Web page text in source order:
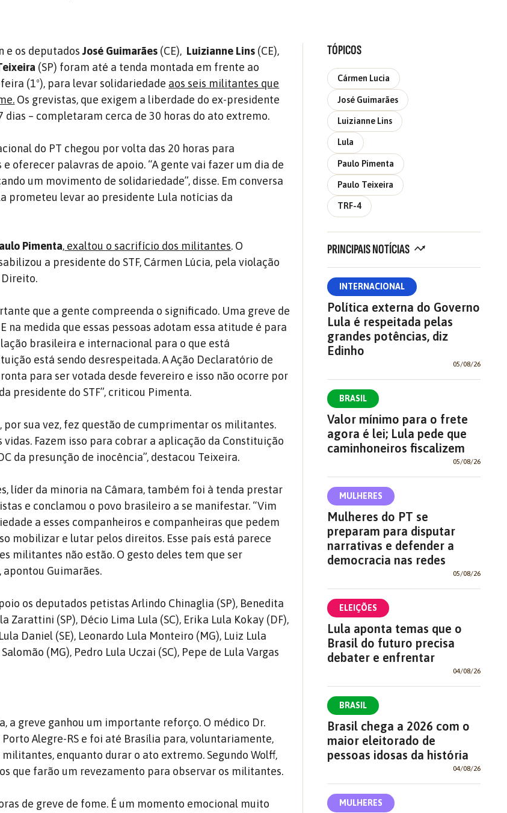
e os deputadosJosé Guimarães (CE), Luizianne Lins (CE),
(SP) foram até a tenda montada em frente ao
(1º), para levar solidariedade aos seis militantes que
Os grevistas, que exigem a liberdade do ex-presidente
dias – completaram cerca de 30 horas do ato extremo.
do PT chegou por volta das 20 horas para
oferecer palavras de apoio. “A gente vai fazer um dia de
um movimento de solidariedade”, disse. Em conversa
prometeu levar ao presidente Lula notícias da
Pimenta, exaltou o sacrifício dos militantes. O
a presidente do STF, Cármen Lúcia, pela violação
que a gente compreenda o significado. Uma greve de
na medida que essas pessoas adotam essa atitude é para
brasileira e internacional para o que está
está sendo desrespeitada. A Ação Declaratório de
para ser votada desde fevereiro e isso não ocorre por
presidente do STF”, criticou Pimenta.
por sua vez, fez questão de cumprimentar os militantes.
vidas. Fazem isso para cobrar a aplicação da Constituição
da presunção de inocência”, destacou Teixeira.
líder da minoria na Câmara, também foi à tenda prestar
e conclamou o povo brasileiro a se manifestar. “Vim
a esses companheiros e companheiras que pedem
mobilizar e lutar pelos direitos. Esse país está parece
militantes não estão. O gesto deles tem que ser
apontou Guimarães.
os deputados petistas Arlindo Chinaglia (SP), Benedita
Zarattini (SP), Décio Lima Lula (SC), Erika Lula Kokay (DF),
Daniel (SE), Leonardo Lula Monteiro (MG), Luiz Lula
(MG), Pedro Lula Uczai (SC), Pepe de Lula Vargas
a greve ganhou um importante reforço. O médico Dr.
Porto Alegre-RS e foi até Brasília para, voluntariamente,
enquanto durar o ato extremo. Segundo Wolff,
que farão um revezamento para observar os militantes.
de greve de fome. É um momento emocional muito
TÓPICOS
Cármen Lucia
José Guimarães
Luizianne Lins
Lula
Paulo Pimenta
Paulo Teixeira
TRF-4
PRINCIPAIS NOTÍCIAS
INTERNACIONAL
Política externa do Governo
Lula é respeitada pelas
grandes potências, diz
Edinho
05/08/26
BRASIL
Valor mínimo para o frete
agora é lei; Lula pede que
caminhoneiros fiscalizem
05/08/26
MULHERES
Mulheres do PT se
preparam para disputar
narrativas e defender a
democracia nas redes
05/08/26
ELEIÇÕES
Lula aponta temas que o
Brasil do futuro precisa
debater e enfrentar
04/08/26
BRASIL
Brasil chega a 2026 com o
maior eleitorado de
pessoas idosas da história
04/08/26
MULHERES